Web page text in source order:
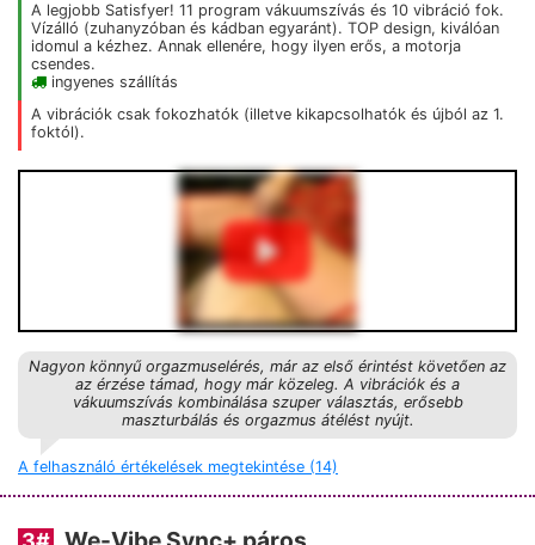
A legjobb Satisfyer! 11 program vákuumszívás és 10 vibráció fok.
Vízálló (zuhanyzóban és kádban egyaránt). TOP design, kiválóan
idomul a kézhez. Annak ellenére, hogy ilyen erős, a motorja
csendes.
ingyenes szállítás
A vibrációk csak fokozhatók (illetve kikapcsolhatók és újból az 1.
foktól).
Nagyon könnyű orgazmuselérés, már az első érintést követően az
az érzése támad, hogy már közeleg. A vibrációk és a
vákuumszívás kombinálása szuper választás, erősebb
maszturbálás és orgazmus átélést nyújt.
A felhasználó értékelések megtekintése (14)